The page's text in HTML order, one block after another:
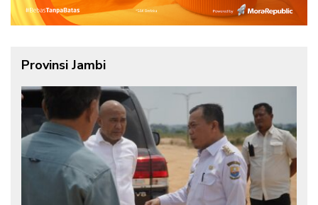
Provinsi Jambi